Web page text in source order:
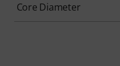
Core Diameter